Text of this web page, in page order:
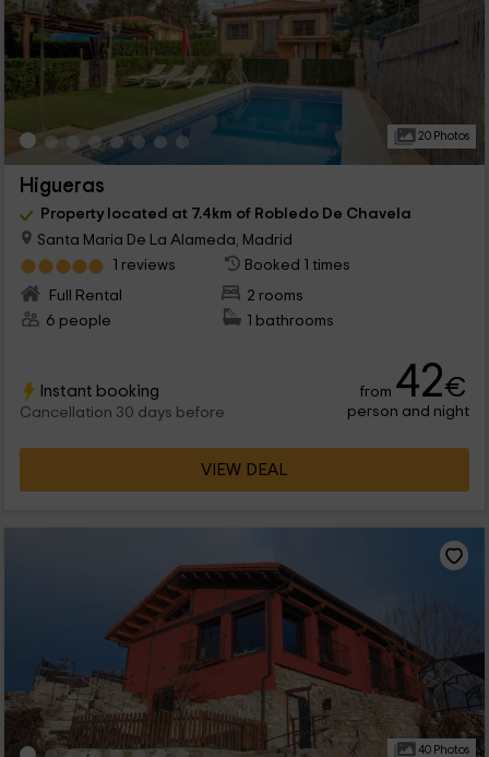
20 Photos
Higueras
Property located at 7.4km of Robledo De Chavela
Santa Maria De La Alameda, Madrid
1 reviews
Booked 1 times
Full Rental
2 rooms
6 people
1 bathrooms
Instant booking
Cancellation 30 days before
from 42€
person and night
VIEW DEAL
40 Photos